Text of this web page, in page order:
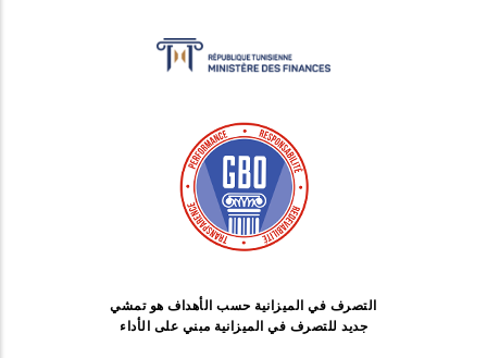
التصرف في الميزانية حسب الأهداف هو تمشي
جديد للتصرف في الميزانية مبني على الأداء